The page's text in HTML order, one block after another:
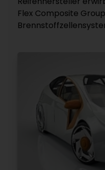
Flex Composite